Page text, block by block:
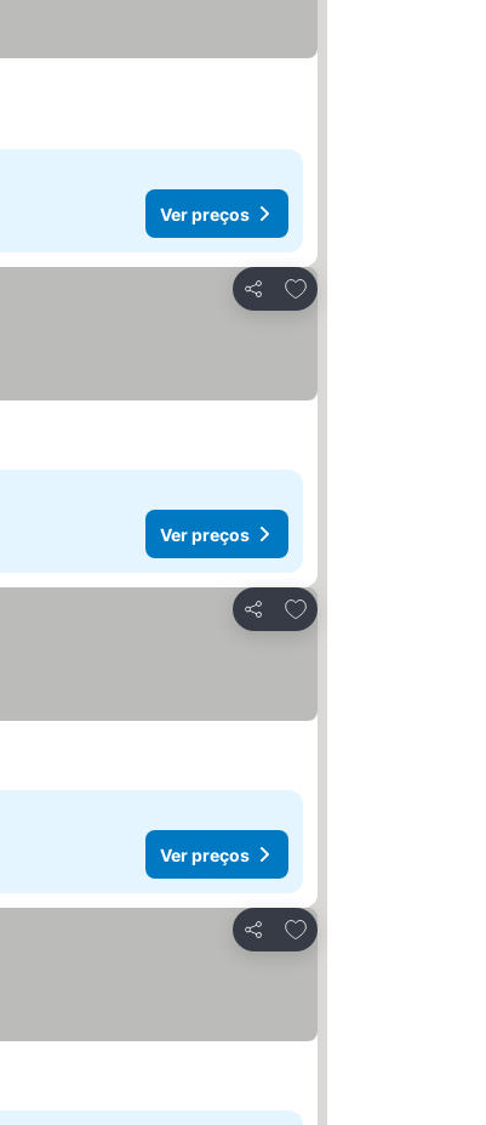
Ver preços
Partilhar
Adicionar aos favoritos
Ver preços
Partilhar
Adicionar aos favoritos
Ver preços
Partilhar
Adicionar aos favoritos